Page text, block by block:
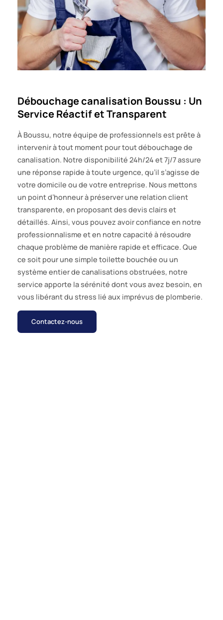
Débouchage canalisation Boussu : Un
Service Réactif et Transparent
À Boussu, notre équipe de professionnels est prête à
intervenir à tout moment pour tout débouchage de
canalisation. Notre disponibilité 24h/24 et 7j/7 assure
une réponse rapide à toute urgence, qu’il s’agisse de
votre domicile ou de votre entreprise. Nous mettons
un point d’honneur à préserver une relation client
transparente, en proposant des devis clairs et
détaillés. Ainsi, vous pouvez avoir confiance en notre
professionnalisme et en notre capacité à résoudre
chaque problème de manière rapide et efficace. Que
ce soit pour une simple toilette bouchée ou un
système entier de canalisations obstruées, notre
service apporte la sérénité dont vous avez besoin, en
vous libérant du stress lié aux imprévus de plomberie.
Contactez-nous